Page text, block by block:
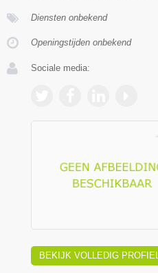
Diensten onbekend
Openingstijden onbekend
Sociale media:
BEKIJK VOLLEDIG